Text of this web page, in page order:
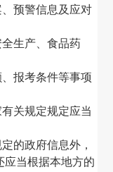
、预警信息及应对
全生产、食品药
报考条件等事项
关规定规定应当
的政府信息外，
应当根据本地方的